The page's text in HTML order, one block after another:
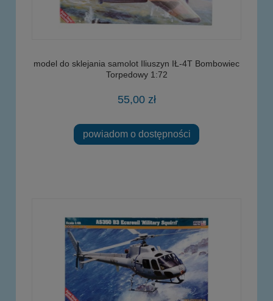
model do sklejania samolot Iliuszyn IŁ-4T Bombowiec
Torpedowy 1:72
55,00 zł
powiadom o dostępności